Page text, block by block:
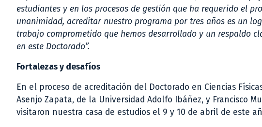
estudiantes y en los procesos de gestión que ha requerido el
unanimidad, acreditar nuestro programa por tres años es un
trabajo comprometido que hemos desarrollado y un respaldo
en este Doctorado”.
Fortalezas y desafíos
En el proceso de acreditación del Doctorado en Ciencias
Asenjo Zapata, de la Universidad Adolfo Ibáñez, y Francisco
visitaron nuestra casa de estudios el 9 y 10 de abril de este